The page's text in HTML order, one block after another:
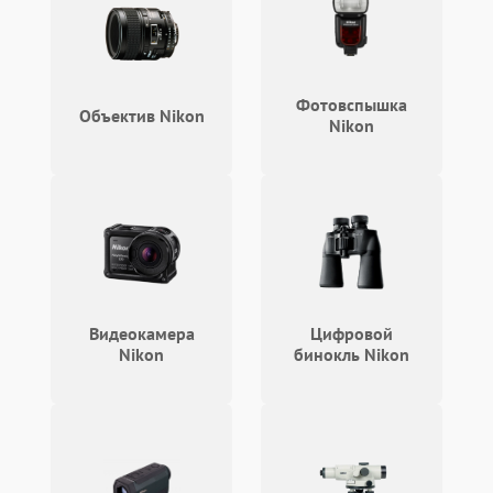
защиты от короткого
замыкания
Подробнее →
защиты от перегрева
Подробнее →
Неисправность системы
защиты от замыкания
Подробнее →
Повреждение системы
защиты от перегрузок
Подробнее →
Объектив Nikon
Фотовспышка
Nikon
Видеокамера
Nikon
Цифровой
бинокль Nikon